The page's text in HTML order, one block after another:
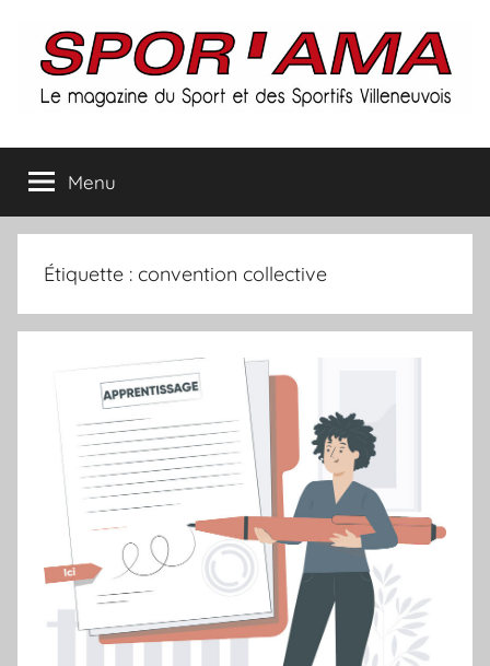
contenu
Spor'ama
le
magazine
sport
des
sportifs
villeneuvois
Menu
Étiquette : convention collective